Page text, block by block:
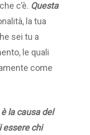
c’è. Questa
la tua
sei tu a
le quali
come
la causa del
essere chi